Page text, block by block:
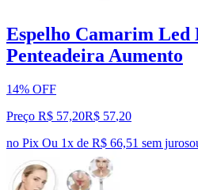
Espelho Camarim Led
Penteadeira Aumento
14% OFF
Preço R$ 57,20R$ 57,20
no Pix Ou 1x de R$ 66,51 sem juros